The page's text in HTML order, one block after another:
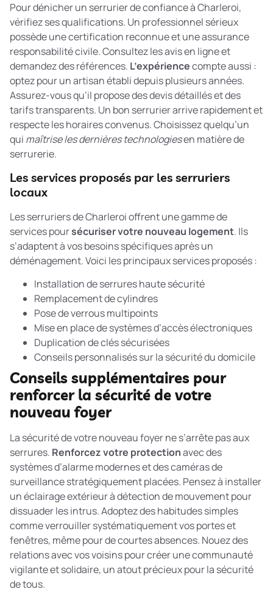
Pour dénicher un serrurier de confiance à Charleroi,
vérifiez ses qualifications. Un professionnel sérieux
possède une certification reconnue et une assurance
responsabilité civile. Consultez les avis en ligne et
demandez des références. L’expériencecompte aussi :
optez pour un artisan établi depuis plusieurs années.
Assurez-vous qu’il propose des devis détaillés et des
tarifs transparents. Un bon serrurier arrive rapidement et
respecte les horaires convenus. Choisissez quelqu’un
qui maîtrise les dernières technologiesen matière de
serrurerie.
Les services proposés par les serruriers
locaux
Les serruriers de Charleroi offrent une gamme de
services poursécuriser votre nouveau logement. Ils
s’adaptent à vos besoins spécifiques après un
déménagement. Voici les principaux services proposés :
Installation de serrures haute sécurité
Remplacement de cylindres
Pose de verrous multipoints
Mise en place de systèmes d’accès électroniques
Duplication de clés sécurisées
Conseils personnalisés sur la sécurité du domicile
Conseils supplémentaires pour
renforcer la sécurité de votre
nouveau foyer
La sécurité de votre nouveau foyer ne s’arrête pas aux
serrures. Renforcez votre protectionavec des
systèmes d’alarme modernes et des caméras de
surveillance stratégiquement placées. Pensez à installer
un éclairage extérieur à détection de mouvement pour
dissuader les intrus. Adoptez des habitudes simples
comme verrouiller systématiquement vos portes et
fenêtres, même pour de courtes absences. Nouez des
relations avec vos voisins pour créer une communauté
vigilante et solidaire, un atout précieux pour la sécurité
de tous.